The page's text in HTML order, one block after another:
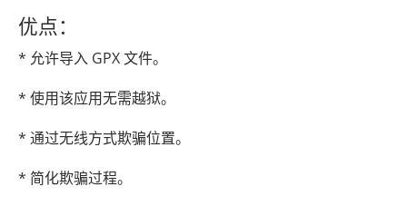
优点：
* 允许导入 GPX 文件。
* 使用该应用无需越狱。
* 通过无线方式欺骗位置。
* 简化欺骗过程。